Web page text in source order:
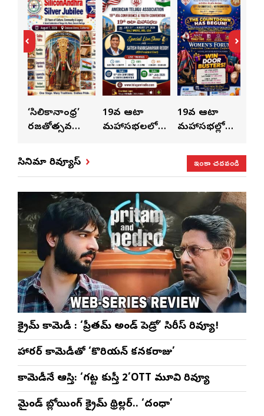
‘సిలికానాంధ్ర’
రజతోత్సవ
కుంభ హారతి
19వ ఆటా
మహాసభలలో
19వ ఆటా
మహాసభల్లో
ప్రత్యేకంగా
‘ఉమెన్స్ ఫోరమ్’
సినిమా రివ్యూస్ ఇంకా చదవండి
క్రైమ్ కామెడీ : ‘ప్రీతమ్ అండ్ పెడ్రో’ సిరీస్ రివ్యూ!
హారర్ కామెడీతో ‘కొరియన్ కనకరాజు’
కామెడీనే ఆస్తి: ‘గట్ట కుస్తీ 2’OTT మూవి రివ్యూ
మైండ్ బ్లోయింగ్ క్రైమ్ థ్రిల్లర్.. ‘దంధా’